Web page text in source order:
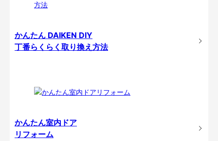
かんたん DAIKEN DIY
丁番らくらく取り換え方法
かんたん室内ドア
リフォーム